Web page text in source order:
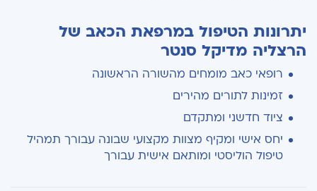
יתרונות הטיפול במרפאת הכאב של
הרצליה מדיקל סנטר
רופאי כאב מומחים מהשורה הראשונה
זמינות לתורים מהירים
ציוד חדשני ומתקדם
יחס אישי ומקיף מצוות מקצועי שבונה עבורך תמהיל
טיפול הוליסטי ומותאם אישית עבורך